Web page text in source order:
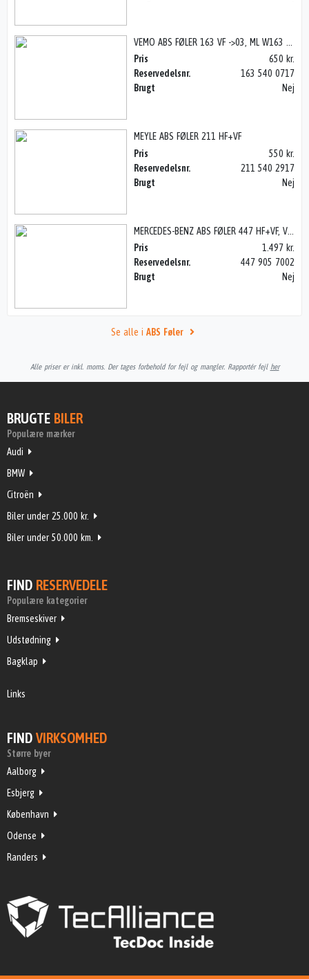
Pris
650 kr.
Reservedelsnr.
163 540 0717
Brugt
Nej
MEYLE ABS FØLER 211 HF+VF
Pris
550 kr.
Reservedelsnr.
211 540 2917
Brugt
Nej
Pris
1.497 kr.
Reservedelsnr.
447 905 7002
Brugt
Nej
Se alle iABS Føler
Alle priser er inkl. moms. Der tages forbehold for fejl og mangler. Rapportér fejl her
BRUGTE BILER
Populære mærker
Audi
BMW
Citroën
Biler under 25.000 kr.
Biler under 50.000 km.
FIND RESERVEDELE
Populære kategorier
Bremseskiver
Udstødning
Bagklap
Links
FIND VIRKSOMHED
Større byer
Aalborg
Esbjerg
København
Odense
Randers